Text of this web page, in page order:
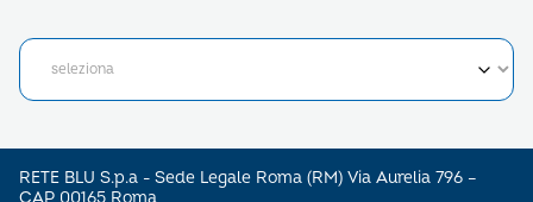
RETE BLU S.p.a - Sede Legale Roma (RM) Via Aurelia 796 –
CAP 00165 Roma